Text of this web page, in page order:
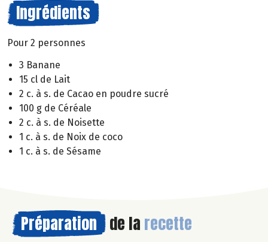
Ingrédients
Pour 2 personnes
3 Banane
15 cl de Lait
2 c. à s. de Cacao en poudre sucré
100 g de Céréale
2 c. à s. de Noisette
1 c. à s. de Noix de coco
1 c. à s. de Sésame
Préparation de la recette